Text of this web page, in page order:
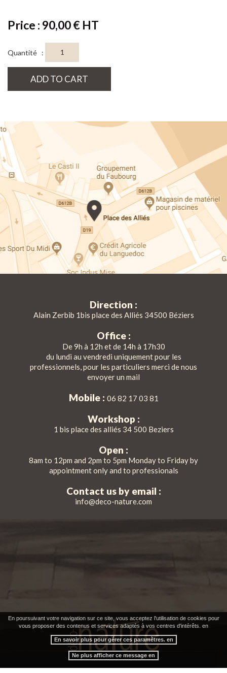
Price : 90,00 € HT
Quantité :
ADD TO CART
Direction :
Alain Zerbib 1bis place des Alliés 34500 Béziers
Office :
De 9h à 12h et de 14h à 17h30
du lundi au vendredi uniquement pour les
professionnels, pour les particuliers merci de nous
envoyer un mail
Mobile : 06 82 17 03 81
Workshop :
1 bis place des alliés 34 500 Beziers
Open :
8am to 12pm and 2pm to 5pm Monday to Friday by
appointment only and to professionals
Contact us by email :
info@deco-nature.com
En poursuivant votre navigation sur ce site, vous acceptez l'utilisation de cookies pour
vous proposer des contenus et services adaptés à vos centres d'intérêts. en
En savoir plus pour gérer ces paramètres. en